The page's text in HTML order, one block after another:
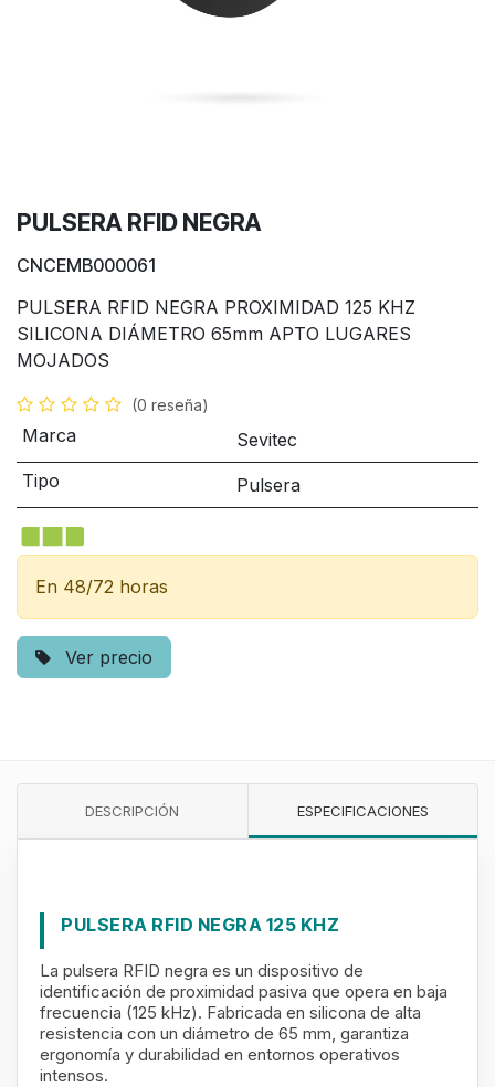
PULSERA RFID NEGRA
CNCEMB000061
PULSERA RFID NEGRA PROXIMIDAD 125 KHZ
SILICONA DIÁMETRO 65mm APTO LUGARES
MOJADOS
(0 reseña)
Marca
Sevitec
Tipo
Pulsera
En 48/72 horas
Ver precio
DESCRIPCIÓN ESPECIFICACIONES
PULSERA RFID NEGRA 125 KHZ
La pulsera RFID negra es un dispositivo de
identificación de proximidad pasiva que opera en baja
frecuencia (125 kHz). Fabricada en silicona de alta
resistencia con un diámetro de 65 mm, garantiza
ergonomía y durabilidad en entornos operativos
intensos.